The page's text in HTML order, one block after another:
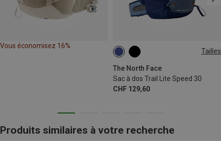
Vous économisez 16%
Tailles
The North Face
Sac à dos Trail Lite Speed 30
CHF 129,60
30L | L-XL
Produits similaires à votre recherche